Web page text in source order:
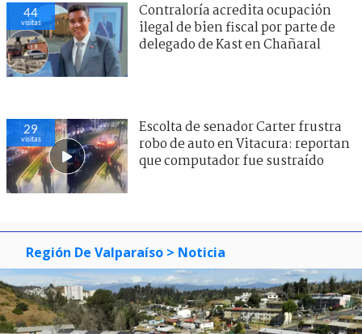
44
visitas
Contraloría acredita ocupación
ilegal de bien fiscal por parte de
delegado de Kast en Chañaral
29
visitas
Escolta de senador Carter frustra
robo de auto en Vitacura: reportan
que computador fue sustraído
Región De Valparaíso > Noticia